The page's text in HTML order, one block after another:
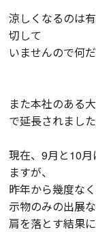
涼しくなるのは
切して
いませんので何
また本社のある
で延長されました
現在、9月と10
ますが、
昨年から幾度な
示物のみの出展
肩を落とす結果